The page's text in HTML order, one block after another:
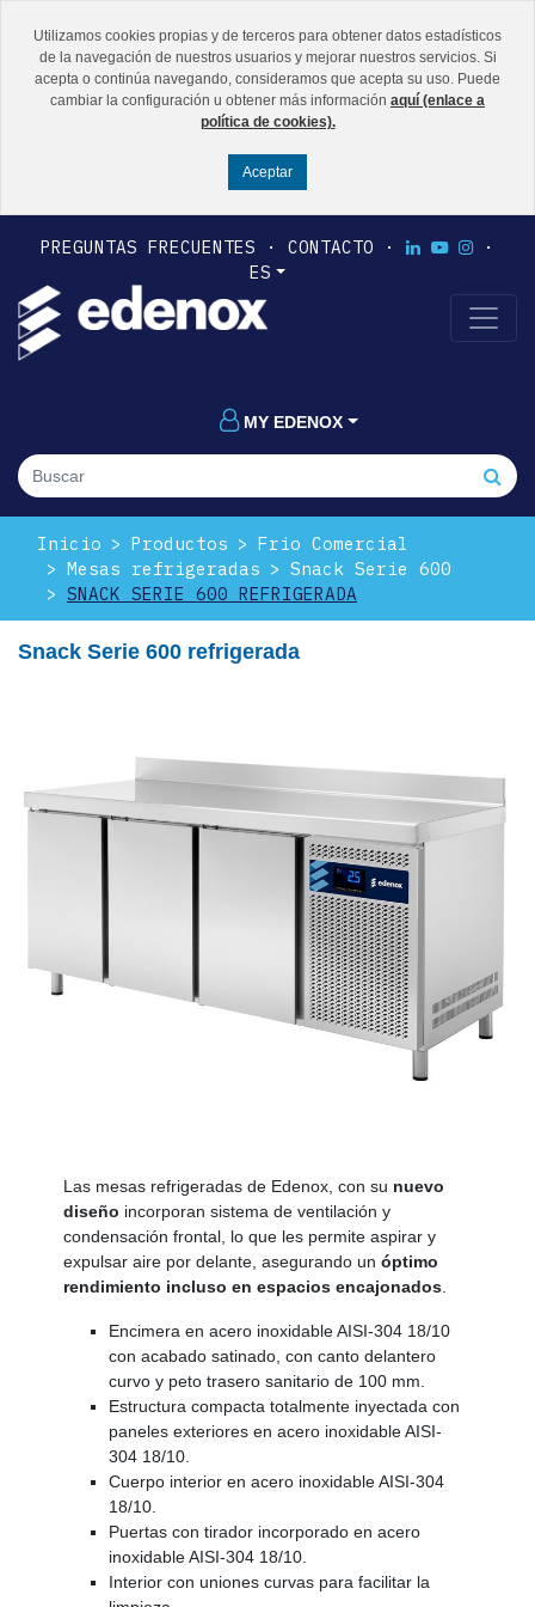
Utilizamos cookies propias y de terceros para obtener datos estadísticos
de la navegación de nuestros usuarios y mejorar nuestros servicios. Si
acepta o continúa navegando, consideramos que acepta su uso. Puede
cambiar la configuración u obtener más información aquí (enlace a
política de cookies).
PREGUNTAS FRECUENTES
CONTACTO
ES
MY EDENOX
Inicio Productos
Frio Comercial
Mesas refrigeradas
Snack Serie 600
SNACK SERIE 600 REFRIGERADA
Snack Serie 600 refrigerada
Las mesas refrigeradas de Edenox, con su nuevo
diseño incorporan sistema de ventilación y
condensación frontal, lo que les permite aspirar y
expulsar aire por delante, asegurando un óptimo
rendimiento incluso en espacios encajonados
Encimera en acero inoxidable AISI-304 18/10
con acabado satinado, con canto delantero
curvo y peto trasero sanitario de 100 mm.
Estructura compacta totalmente inyectada con
paneles exteriores en acero inoxidable AISI-
304 18/10.
Cuerpo interior en acero inoxidable AISI-304
18/10.
Puertas con tirador incorporado en acero
inoxidable AISI-304 18/10.
Interior con uniones curvas para facilitar la